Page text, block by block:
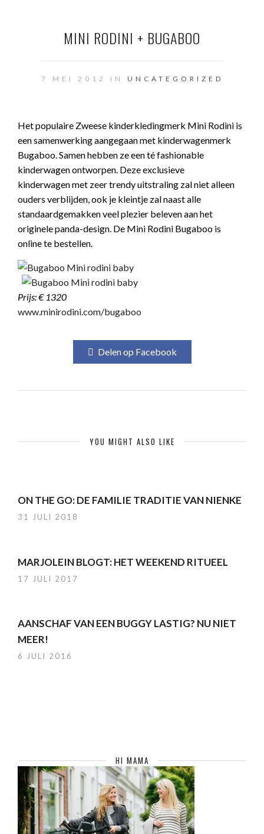
MINI RODINI + BUGABOO
7 MEI 2012 IN UNCATEGORIZED
Het populaire Zweese kinderkledingmerk Mini Rodini is
een samenwerking aangegaan met kinderwagenmerk
Bugaboo. Samen hebben ze een té fashionable
kinderwagen ontworpen. Deze exclusieve
kinderwagen met zeer trendy uitstraling zal niet alleen
ouders verblijden, ook je kleintje zal naast alle
standaardgemakken veel plezier beleven aan het
originele panda-design. De Mini Rodini Bugaboo is
online te bestellen.
Prijs: € 1320
www.minirodini.com/bugaboo
Delen op Facebook
YOU MIGHT ALSO LIKE
ON THE GO: DE FAMILIE TRADITIE VAN NIENKE
31 JULI 2018
MARJOLEIN BLOGT: HET WEEKEND RITUEEL
17 JULI 2017
AANSCHAF VAN EEN BUGGY LASTIG? NU NIET
MEER!
6 JULI 2016
HI MAMA